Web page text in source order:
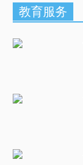
教育服务